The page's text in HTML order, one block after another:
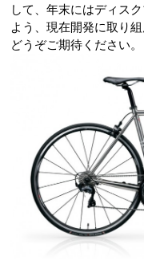
して、年末にはディス
よう、現在開発に取り
どうぞご期待ください。